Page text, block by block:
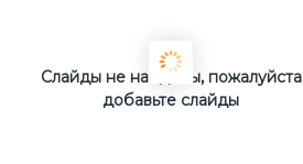
Слайды не найдены, пожалуйста
добавьте слайды